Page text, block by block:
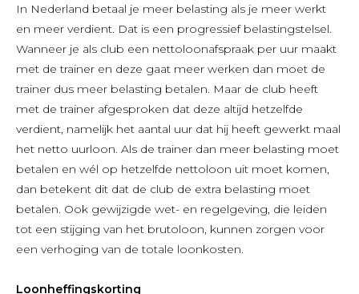
In Nederland betaal je meer belasting als je meer werkt
en meer verdient. Dat is een progressief belastingstelsel.
Wanneer je als club een nettoloonafspraak per uur maakt
met de trainer en deze gaat meer werken dan moet de
trainer dus meer belasting betalen. Maar de club heeft
met de trainer afgesproken dat deze altijd hetzelfde
verdient, namelijk het aantal uur dat hij heeft gewerkt maal
het netto uurloon. Als de trainer dan meer belasting moet
betalen en wél op hetzelfde nettoloon uit moet komen,
dan betekent dit dat de club de extra belasting moet
betalen. Ook gewijzigde wet- en regelgeving, die leiden
tot een stijging van het brutoloon, kunnen zorgen voor
een verhoging van de totale loonkosten.
Loonheffingskorting